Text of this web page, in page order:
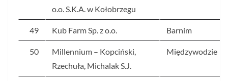
o.o. S.K.A. w Kołobrzegu
49 Kub Farm Sp. z o.o. Barnim
50
Millennium – Kopciński,
Rzechuła, Michalak S.J.
Międzywodzie